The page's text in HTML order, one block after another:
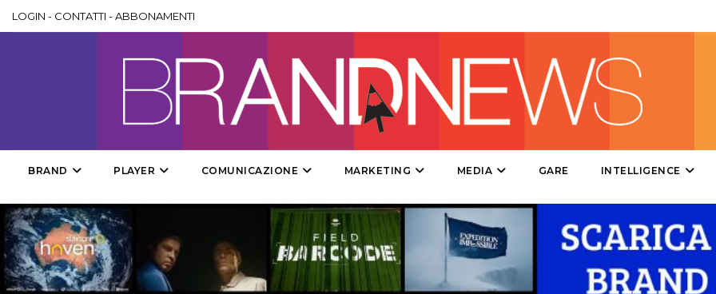
MOBILE
PROMOZIONI
CSR
STRATEGIE
LOGIN - CONTATTI -ABBONAMENTI
BRAND PLAYER COMUNICAZIONE MARKETING MEDIA GARE INTELLIGENCE